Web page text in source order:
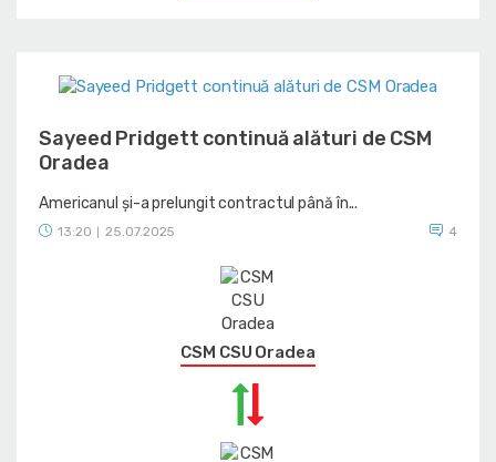
Sayeed Pridgett continuă alături de CSM
Oradea
Americanul și-a prelungit contractul până în...
13:20 25.07.2025 4
CSM CSU Oradea